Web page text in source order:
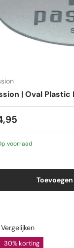
| Oval
voorraad
Vergelijken
30% korting